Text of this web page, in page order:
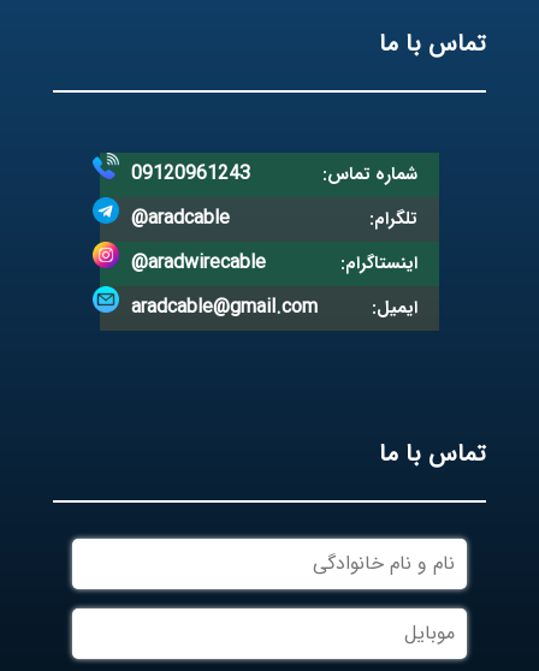
تماس با ما
شماره تماس: 09120961243
تلگرام: @aradcable
اینستاگرام: @aradwirecable
ایمیل: aradcable@gmail.com
تماس با ما